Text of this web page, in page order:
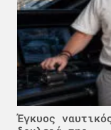
Έγκυος